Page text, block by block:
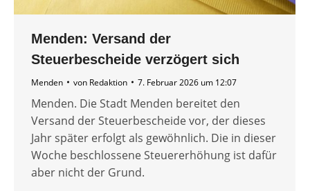
Menden: Versand der
Steuerbescheide verzögert sich
Menden von Redaktion 7. Februar 2026 um 12:07
Menden. Die Stadt Menden bereitet den
Versand der Steuerbescheide vor, der dieses
Jahr später erfolgt als gewöhnlich. Die in dieser
Woche beschlossene Steuererhöhung ist dafür
aber nicht der Grund.